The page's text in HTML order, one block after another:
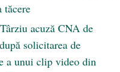
tăcere
acuză CNA de
solicitarea de
a unui clip video din